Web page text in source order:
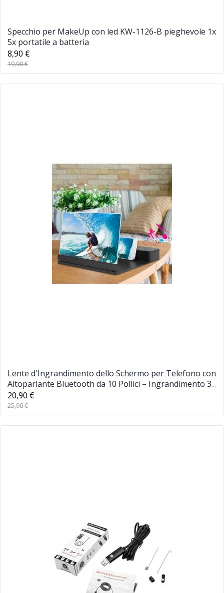
Specchio per MakeUp con led KW-1126-B pieghevole 1x
5x portatile a batteria
8,90 €
19,90 €
Lente d'Ingrandimento dello Schermo per Telefono con
Altoparlante Bluetooth da 10 Pollici – Ingrandimento 3-
5X, Audio Stereo
20,90 €
25,90 €